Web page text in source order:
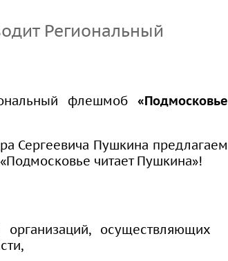
Региональный
флешмоб «Подмосковье
Сергеевича Пушкина предлагаем
читает Пушкина»!
осуществляющих